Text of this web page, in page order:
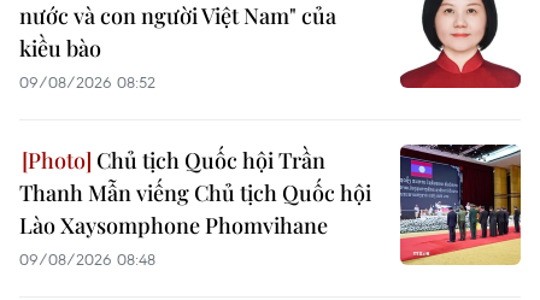
nước và con người Việt Nam" của
kiều bào
09/08/2026 08:52
Chủ tịch Quốc hội Trần
Thanh Mẫn viếng Chủ tịch Quốc hội
Lào Xaysomphone Phomvihane
09/08/2026 08:48